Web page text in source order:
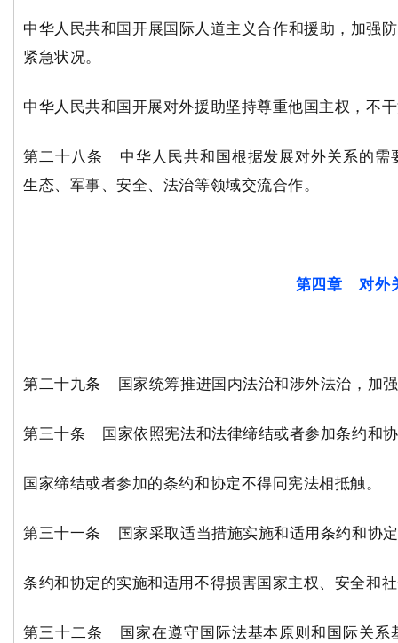
中华人民共和国开展国际人道主义合作和援助，加强
紧急状况。
中华人民共和国开展对外援助坚持尊重他国主权，不
第二十八条 中华人民共和国根据发展对外关系的需
生态、军事、安全、法治等领域交流合作。
第四章 对外
第二十九条 国家统筹推进国内法治和涉外法治，加
第三十条 国家依照宪法和法律缔结或者参加条约和
国家缔结或者参加的条约和协定不得同宪法相抵触。
第三十一条 国家采取适当措施实施和适用条约和协
条约和协定的实施和适用不得损害国家主权、安全和
第三十二条 国家在遵守国际法基本原则和国际关系